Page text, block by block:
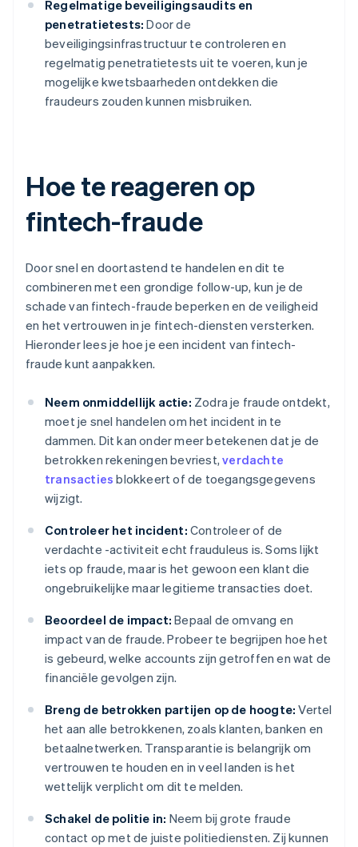
Regelmatige beveiligingsaudits en
penetratietests: Door de
beveiligingsinfrastructuur te controleren en
regelmatig penetratietests uit te voeren, kun je
mogelijke kwetsbaarheden ontdekken die
fraudeurs zouden kunnen misbruiken.
Hoe te reageren op
fintech-fraude
Door snel en doortastend te handelen en dit te
combineren met een grondige follow-up, kun je de
schade van fintech-fraude beperken en de veiligheid
en het vertrouwen in je fintech-diensten versterken.
Hieronder lees je hoe je een incident van fintech-
fraude kunt aanpakken.
Neem onmiddellijk actie: Zodra je fraude ontdekt,
moet je snel handelen om het incident in te
dammen. Dit kan onder meer betekenen dat je de
betrokken rekeningen bevriest,verdachte
transacties blokkeert of de toegangsgegevens
wijzigt.
Controleer het incident: Controleer of de
verdachte -activiteit echt frauduleus is. Soms lijkt
iets op fraude, maar is het gewoon een klant die
ongebruikelijke maar legitieme transacties doet.
Beoordeel de impact: Bepaal de omvang en
impact van de fraude. Probeer te begrijpen hoe het
is gebeurd, welke accounts zijn getroffen en wat de
financiële gevolgen zijn.
Breng de betrokken partijen op de hoogte: Vertel
het aan alle betrokkenen, zoals klanten, banken en
betaalnetwerken. Transparantie is belangrijk om
vertrouwen te houden en in veel landen is het
wettelijk verplicht om dit te melden.
Schakel de politie in: Neem bij grote fraude
contact op met de juiste politiediensten. Zij kunnen